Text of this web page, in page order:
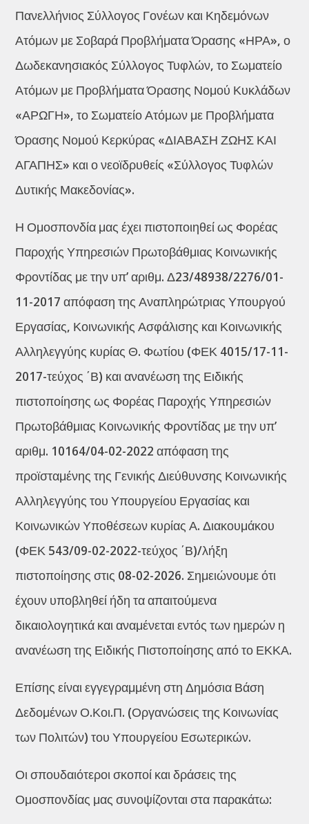
Πανελλήνιος Σύλλογος Γονέων και Κηδεμόνων
Ατόμων με Σοβαρά Προβλήματα Όρασης «ΗΡΑ», ο
Δωδεκανησιακός Σύλλογος Τυφλών, το Σωματείο
Ατόμων με Προβλήματα Όρασης Νομού Κυκλάδων
«ΑΡΩΓΗ», το Σωματείο Ατόμων με Προβλήματα
Όρασης Νομού Κερκύρας «ΔΙΑΒΑΣΗ ΖΩΗΣ ΚΑΙ
ΑΓΑΠΗΣ» και ο νεοϊδρυθείς «Σύλλογος Τυφλών
Δυτικής Μακεδονίας».
Η Ομοσπονδία μας έχει πιστοποιηθεί ως Φορέας
Παροχής Υπηρεσιών Πρωτοβάθμιας Κοινωνικής
Φροντίδας με την υπ’ αριθμ. Δ23/48938/2276/01-
11-2017 απόφαση της Αναπληρώτριας Υπουργού
Εργασίας, Κοινωνικής Ασφάλισης και Κοινωνικής
Αλληλεγγύης κυρίας Θ. Φωτίου (ΦΕΚ 4015/17-11-
2017-τεύχος ΄Β) και ανανέωση της Ειδικής
πιστοποίησης ως Φορέας Παροχής Υπηρεσιών
Πρωτοβάθμιας Κοινωνικής Φροντίδας με την υπ’
αριθμ. 10164/04-02-2022 απόφαση της
προϊσταμένης της Γενικής Διεύθυνσης Κοινωνικής
Αλληλεγγύης του Υπουργείου Εργασίας και
Κοινωνικών Υποθέσεων κυρίας Α. Διακουμάκου
(ΦΕΚ 543/09-02-2022-τεύχος ΄Β)/λήξη
πιστοποίησης στις 08-02-2026. Σημειώνουμε ότι
έχουν υποβληθεί ήδη τα απαιτούμενα
δικαιολογητικά και αναμένεται εντός των ημερών η
ανανέωση της Ειδικής Πιστοποίησης από το ΕΚΚΑ.
Επίσης είναι εγγεγραμμένη στη Δημόσια Βάση
Δεδομένων Ο.Κοι.Π. (Οργανώσεις της Κοινωνίας
των Πολιτών) του Υπουργείου Εσωτερικών.
Οι σπουδαιότεροι σκοποί και δράσεις της
Ομοσπονδίας μας συνοψίζονται στα παρακάτω: